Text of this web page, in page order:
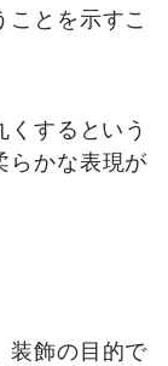
とを示すこ
するという
らかな表現が
装飾の目的で